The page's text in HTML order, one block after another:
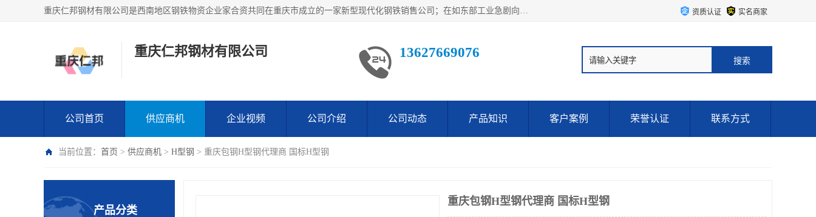
重庆仁邦钢材有限公司是西南地区钢铁物资企业家合资共同在重庆市成立的一家新型现代化钢铁销售公司；在如东部工业急剧向西部转移，西部大建工厂区及国家水利水电项目，我司力抓不断完善自我产品结构优化，让自己的钢铁产品广泛传播于这些大型再建项目 资质认证 实名商家
重庆仁邦钢材有限公司 13627669076
公司首页 供应商机 企业视频 公司介绍 公司动态 产品知识 客户案例 荣誉认证 联系方式
当前位置： 首页 > 供应商机 > H型钢 > 重庆包钢H型钢代理商 国标H型钢
产品分类
重庆包钢H型钢代理商 国标H型钢